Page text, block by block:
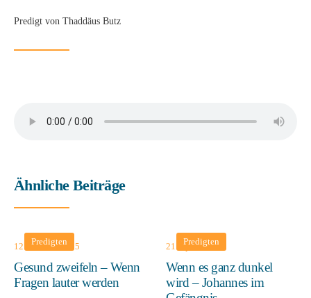
Predigt von Thaddäus Butz
Ähnliche Beiträge
Predigten
12. Oktober 2025
Gesund zweifeln – Wenn
Fragen lauter werden
Predigten
21. April 2024
Wenn es ganz dunkel
wird – Johannes im